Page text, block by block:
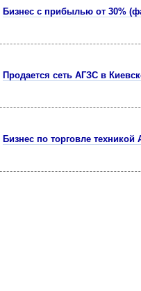
Бизнес с прибылью от 30%
Продается сеть АГЗС в
Бизнес по торговле техникой